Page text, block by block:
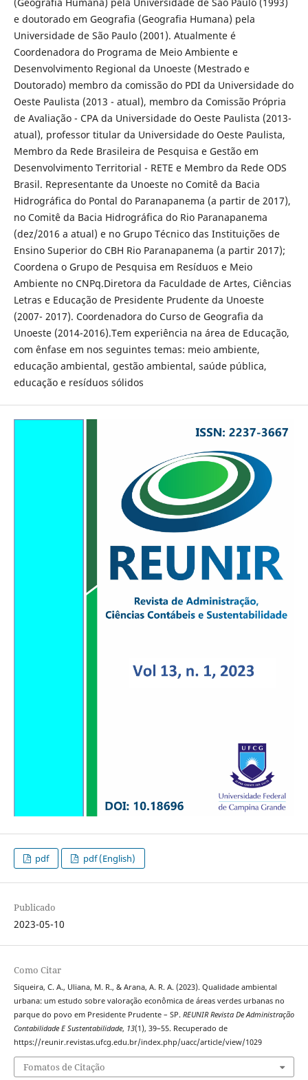
e doutorado em Geografia (Geografia Humana) pela
Universidade de São Paulo (2001). Atualmente é
Coordenadora do Programa de Meio Ambiente e
Desenvolvimento Regional da Unoeste (Mestrado e
Doutorado) membro da comissão do PDI da Universidade do
Oeste Paulista (2013 - atual), membro da Comissão Própria
de Avaliação - CPA da Universidade do Oeste Paulista (2013-
atual), professor titular da Universidade do Oeste Paulista,
Membro da Rede Brasileira de Pesquisa e Gestão em
Desenvolvimento Territorial - RETE e Membro da Rede ODS
Brasil. Representante da Unoeste no Comitê da Bacia
Hidrográfica do Pontal do Paranapanema (a partir de 2017),
no Comitê da Bacia Hidrográfica do Rio Paranapanema
(dez/2016 a atual) e no Grupo Técnico das Instituições de
Ensino Superior do CBH Rio Paranapanema (a partir 2017);
Coordena o Grupo de Pesquisa em Resíduos e Meio
Ambiente no CNPq.Diretora da Faculdade de Artes, Ciências
Letras e Educação de Presidente Prudente da Unoeste
(2007- 2017). Coordenadora do Curso de Geografia da
Unoeste (2014-2016).Tem experiência na área de Educação,
com ênfase em nos seguintes temas: meio ambiente,
educação ambiental, gestão ambiental, saúde pública,
educação e resíduos sólidos
pdf pdf (English)
Publicado
2023-05-10
Como Citar
Siqueira, C. A., Uliana, M. R., & Arana, A. R. A. (2023). Qualidade ambiental
urbana: um estudo sobre valoração econômica de áreas verdes urbanas no
parque do povo em Presidente Prudente – SP. REUNIR Revista De Administração
Contabilidade E Sustentabilidade, 13(1), 39–55. Recuperado de
https://reunir.revistas.ufcg.edu.br/index.php/uacc/article/view/1029
Fomatos de Citação